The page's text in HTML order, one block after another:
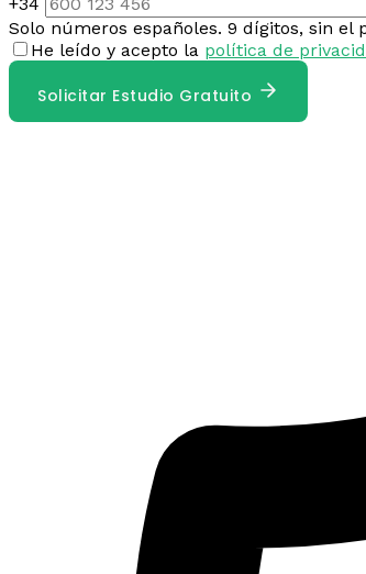
Solo números españoles. 9 dígitos, sin el
He leído y acepto la política de
Solicitar Estudio Gratuito